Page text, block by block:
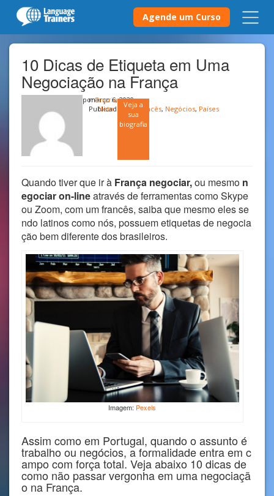
Agende um Curso
10 Dicas de Etiqueta em Uma
Negociação na França
porOnerio
Neto
Veja a
sua
biografia
março 6, 2020
Publicado emFrancês, Negócios, Países
Quando tiver que ir à França negociar,ou mesmo n
egociar on-lineatravés de ferramentas como Skype
ou Zoom, com um francês, saiba que mesmo eles se
ndo latinos como nós, possuem etiquetas de negocia
ção bem diferente dos brasileiros.
Imagem: Pexels
Assim como em Portugal, quando o assunto é
trabalho ou negócios, a formalidade entra em c
ampo com força total. Veja abaixo 10 dicas de
como não passar vergonha em uma negociaçã
o na França.